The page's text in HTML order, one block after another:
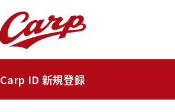
Carp ID 新規登録